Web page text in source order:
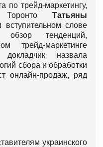
по трейд-маркетингу,
Торонто Татьяны
слове
тенденций,
трейд-маркетинге
назвала
сбора и обработки
онлайн-продаж, ряд
украинского